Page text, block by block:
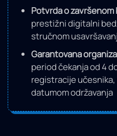
Potvrda o završenom
prestižni digitalni
stručnom
Garantovana
period čekanja od 4
registracije
datumom održavanja